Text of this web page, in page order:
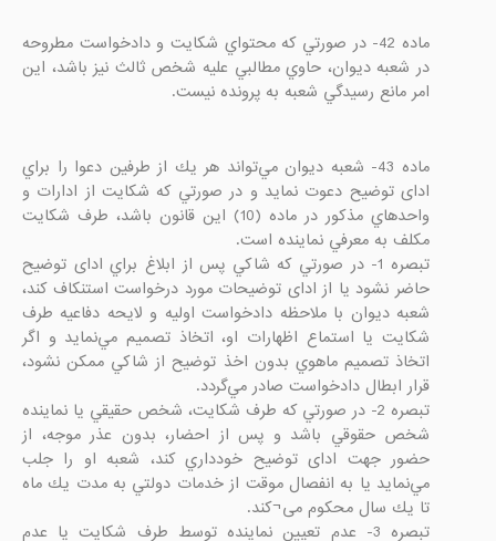
ماده 42- در صورتي كه محتواي شكايت و دادخواست مطروحه
در شعبه ديوان، حاوي مطالبي عليه شخص ثالث نيز باشد، اين
امر مانع رسيدگي شعبه به پرونده نیست.
ماده 43- شعبه ديوان مي‌تواند هر يك از طرفين دعوا را براي
ادای توضيح دعوت نمايد و در صورتي كه شكايت از ادارات و
واحدهاي مذكور در ماده (10) اين قانون باشد، طرف شكايت
تبصره 1- در صورتي كه شاكي پس از ابلاغ براي ادای توضيح
حاضر نشود يا از ادای توضيحات مورد درخواست استنكاف كند،
شعبه ديوان با ملاحظه دادخواست اوليه و لايحه دفاعيه طرف
شكايت يا استماع اظهارات او، اتخاذ تصميم مي‌نمايد و اگر
اتخاذ تصميم ماهوي بدون اخذ توضيح از شاكي ممكن نشود،
تبصره 2- در صورتي كه طرف شكايت، شخص حقيقي يا نماينده
شخص حقوقي باشد و پس از احضار، بدون عذر موجه،‌ از
حضور جهت ادای توضيح خودداري كند، شعبه او را جلب
مي‌نمايد يا به انفصال موقت از خدمات دولتي به مدت يك ‌ماه
تبصره 3- عدم تعيين نماينده توسط طرف شكايت يا عدم